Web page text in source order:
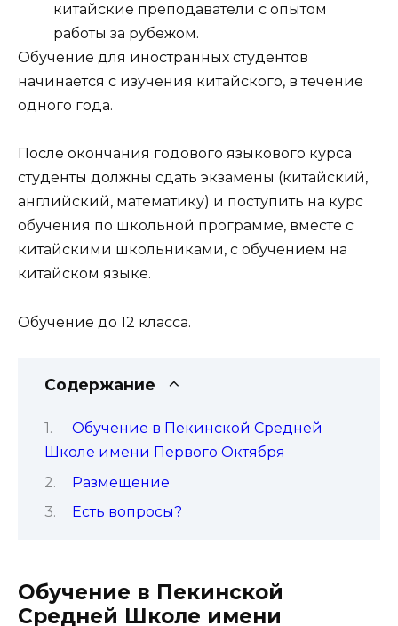
китайские преподаватели с опытом
работы за рубежом.
Обучение для иностранных студентов
начинается с изучения китайского, в течение
одного года.
После окончания годового языкового курса
студенты должны сдать экзамены (китайский,
английский, математику) и поступить на курс
обучения по школьной программе, вместе с
китайскими школьниками, с обучением на
китайском языке.
Обучение до 12 класса.
Содержание
Обучение в Пекинской Средней
Школе имени Первого Октября
Размещение
Есть вопросы?
Обучение в Пекинской
Средней Школе имени